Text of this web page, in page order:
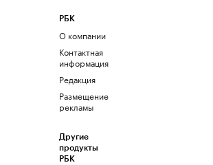
РБК
О компании
Контактная
информация
Редакция
Размещение
рекламы
Другие
продукты
РБК